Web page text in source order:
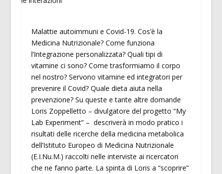
Malattie autoimmuni e Covid-19. Cos’è la
Medicina Nutrizionale? Come funziona
l’Integrazione personalizzata? Quali tipi di
vitamine ci sono? Come trasformiamo il corpo
nel nostro? Servono vitamine ed integratori per
prevenire il Covid? Quale dieta aiuta nella
prevenzione? Su queste e tante altre domande
Loris Zoppelletto – divulgatore del progetto “My
Lab Experiment” – descriverà in modo pratico i
risultati delle ricerche della medicina metabolica
dell’Istituto Europeo di Medicina Nutrizionale
(E.I.Nu.M.) raccolti nelle interviste ai ricercatori
che ne fanno parte. La spinta di Loris a “scoprire”